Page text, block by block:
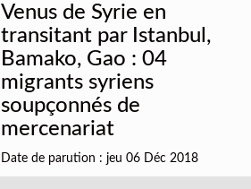
Venus de Syrie en
transitant par Istanbul,
Bamako, Gao : 04
migrants syriens
soupçonnés de
mercenariat
Date de parution : jeu 06 Déc 2018